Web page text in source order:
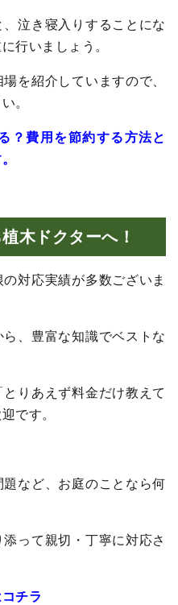
泣き寝入りすることにな
行いましょう。
を紹介していますので、
。
？費用を節約する方法と
木ドクターへ！
対応実績が多数ございま
、豊富な知識でベストな
りあえず料金だけ教えて
です。
など、お庭のことなら何
って親切・丁寧に対応さ
チラ